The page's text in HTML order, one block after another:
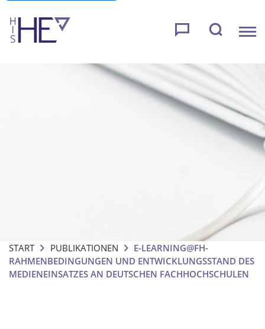
START PUBLIKATIONEN
E-LEARNING@FH-
RAHMENBEDINGUNGEN UND ENTWICKLUNGSSTAND DES
MEDIENEINSATZES AN DEUTSCHEN FACHHOCHSCHULEN